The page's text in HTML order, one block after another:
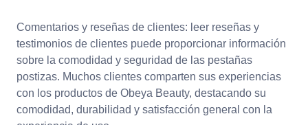
Comentarios y reseñas de clientes: leer reseñas y
testimonios de clientes puede proporcionar información
sobre la comodidad y seguridad de las pestañas
postizas. Muchos clientes comparten sus experiencias
con los productos de Obeya Beauty, destacando su
comodidad, durabilidad y satisfacción general con la